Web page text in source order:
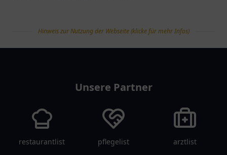
Hinweis zur Nutzung der Webseite (klicke für mehr Infos)
Unsere Partner
restaurantlist pflegelist arztlist